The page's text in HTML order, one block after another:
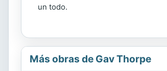
un todo.
Más obras de Gav Thorpe